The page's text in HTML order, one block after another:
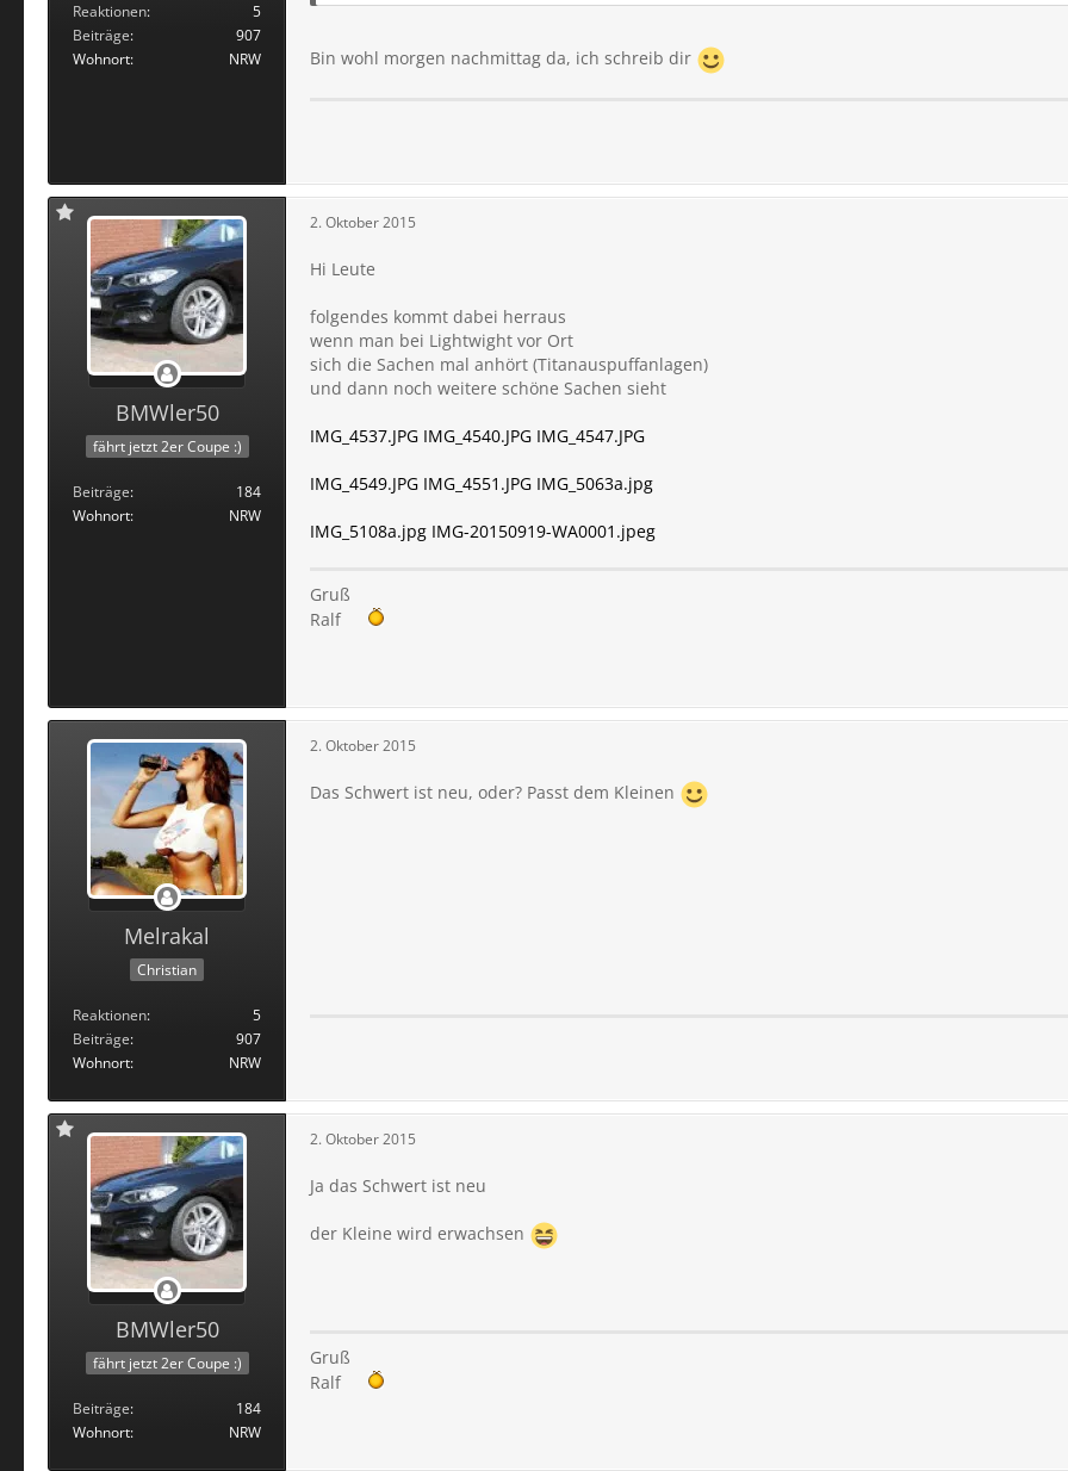
Reaktionen
5
Beiträge
907
Wohnort
NRW Bin wohl morgen nachmittag da, ich schreib dir
BMWler50
fährt jetzt 2er Coupe :)
Beiträge
184
Wohnort
NRW
2. Oktober 2015
Hi Leute
folgendes kommt dabei herraus
wenn man bei Lightwight vor Ort
sich die Sachen mal anhört (Titanauspuffanlagen)
und dann noch weitere schöne Sachen sieht
IMG_4537.JPG IMG_4540.JPG IMG_4547.JPG
IMG_4549.JPG IMG_4551.JPG IMG_5063a.jpg
IMG_5108a.jpg IMG-20150919-WA0001.jpeg
Gruß
Ralf
Melrakal
Christian
Reaktionen
5
Beiträge
907
Wohnort
NRW
2. Oktober 2015
Das Schwert ist neu, oder? Passt dem Kleinen
BMWler50
fährt jetzt 2er Coupe :)
Beiträge
184
Wohnort
NRW
2. Oktober 2015
Ja das Schwert ist neu
der Kleine wird erwachsen
Gruß
Ralf